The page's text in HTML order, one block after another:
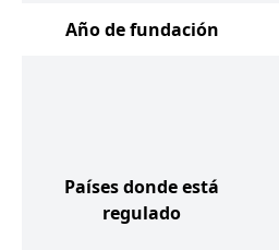
Año de fundación
Países donde está
regulado